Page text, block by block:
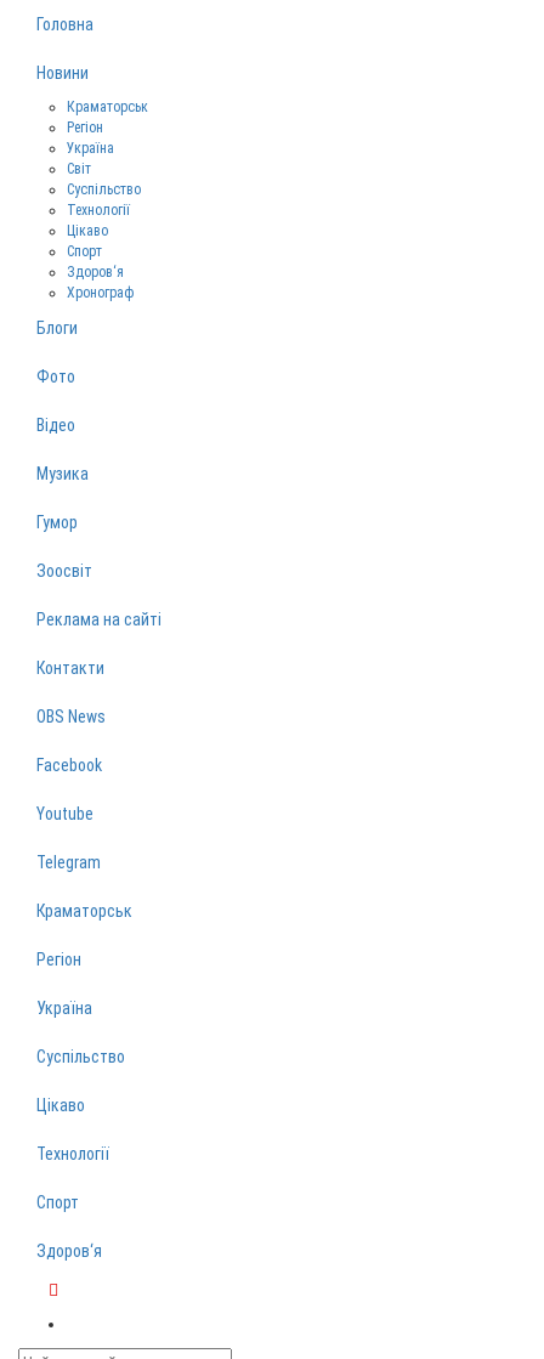
Головна
Новини
Краматорськ
Регіон
Україна
Світ
Суспільство
Технології
Цікаво
Спорт
Здоров‘я
Хронограф
Блоги
Фото
Відео
Музика
Гумор
Зоосвіт
Реклама на сайті
Контакти
OBS News
Facebook
Youtube
Telegram
Краматорськ
Регіон
Україна
Суспільство
Цікаво
Технології
Спорт
Здоров‘я